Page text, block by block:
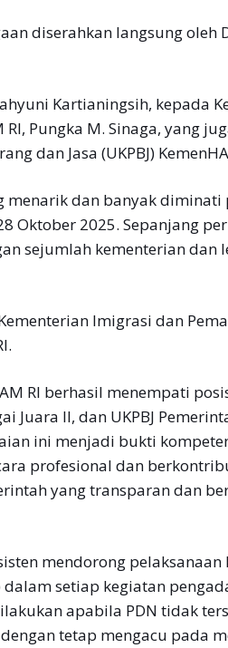
diserahkan langsung oleh
Kartianingsih, kepada
Pungka M. Sinaga, yang
dan Jasa (UKPBJ)
menarik dan banyak diminati
Oktober 2025. Sepanjang
sejumlah kementerian dan
Imigrasi dan
RI berhasil menempati
Juara II, dan UKPBJ
ini menjadi bukti
profesional dan
yang transparan dan
mendorong
setiap kegiatan
apabila PDN tidak
tetap mengacu pada